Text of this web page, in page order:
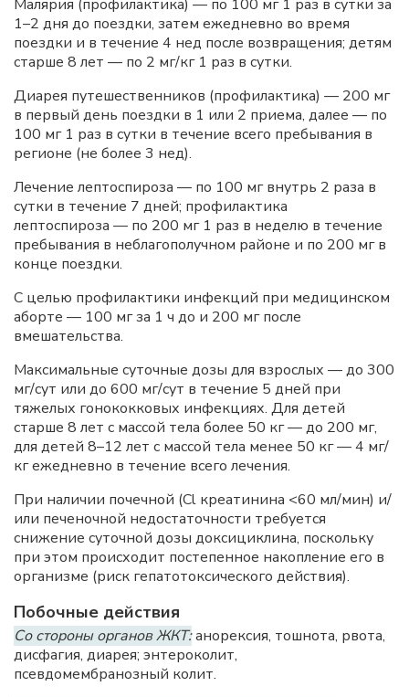
Малярия (профилактика) — по 100 мг 1 раз в сутки за
1–2 дня до поездки, затем ежедневно во время
поездки и в течение 4 нед после возвращения; детям
старше 8 лет — по 2 мг/кг 1 раз в сутки.
Диарея путешественников (профилактика) — 200 мг
в первый день поездки в 1 или 2 приема, далее — по
100 мг 1 раз в сутки в течение всего пребывания в
регионе (не более 3 нед).
Лечение лептоспироза — по 100 мг внутрь 2 раза в
сутки в течение 7 дней; профилактика
лептоспироза — по 200 мг 1 раз в неделю в течение
пребывания в неблагополучном районе и по 200 мг в
конце поездки.
С целью профилактики инфекций при медицинском
аборте — 100 мг за 1 ч до и 200 мг после
вмешательства.
Максимальные суточные дозы для взрослых — до 300
мг/сут или до 600 мг/сут в течение 5 дней при
тяжелых гонококковых инфекциях. Для детей
старше 8 лет с массой тела более 50 кг — до 200 мг,
для детей 8–12 лет с массой тела менее 50 кг — 4 мг/
кг ежедневно в течение всего лечения.
При наличии почечной (Cl креатинина <60 мл/мин) и/
или печеночной недостаточности требуется
снижение суточной дозы доксициклина, поскольку
при этом происходит постепенное накопление его в
организме (риск гепатотоксического действия).
Побочные действия
Со стороны органов ЖКТ:анорексия, тошнота, рвота,
дисфагия, диарея; энтероколит,
псевдомембранозный колит.